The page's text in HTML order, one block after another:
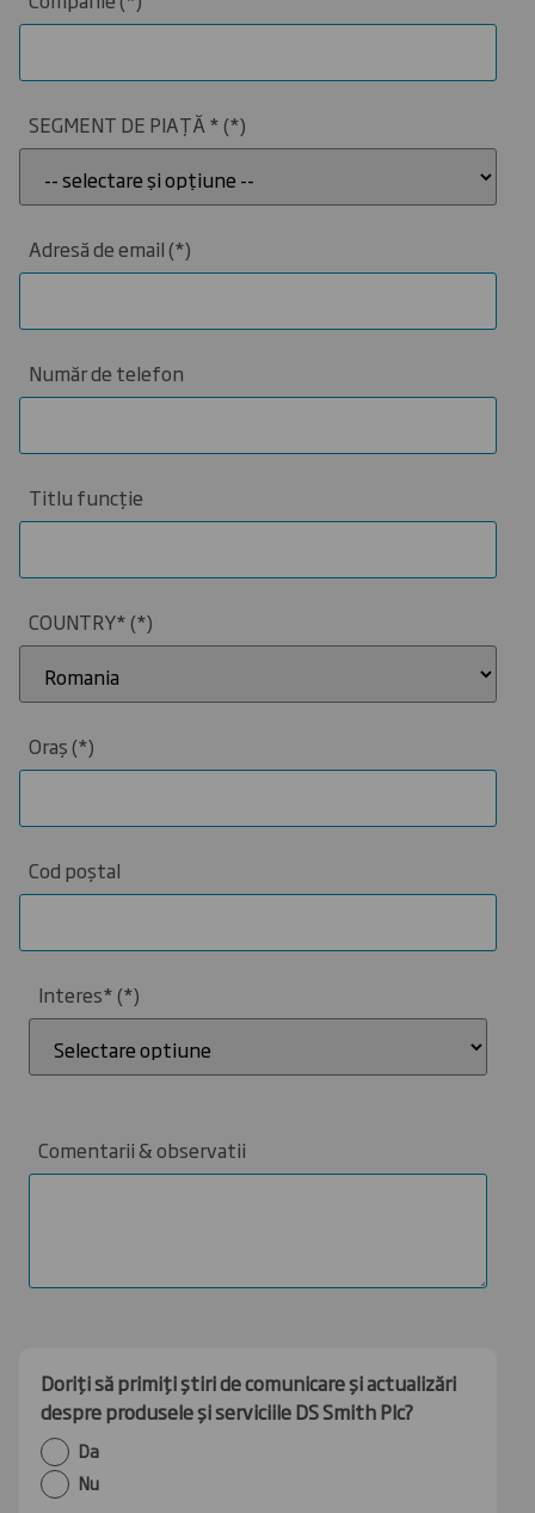
SEGMENT DE PIAȚĂ *
Adresă de email
Număr de telefon
Titlu funcție
COUNTRY*
Oraș
Cod poștal
Interes*
Comentarii & observatii
Doriți să primiți știri de comunicare și actualizări
despre produsele și serviciile DS Smith Plc?
Da
Nu